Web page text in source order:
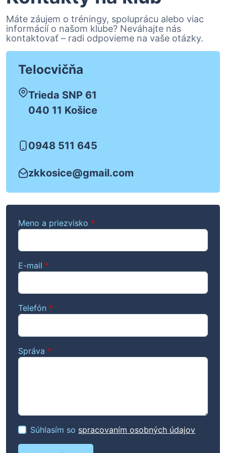
Máte záujem o tréningy, spoluprácu alebo viac
informácií o našom klube? Neváhajte nás
kontaktovať – radi odpovieme na vaše otázky.
Telocvičňa
Trieda SNP 61
040 11 Košice
0948 511 645
zkkosice@gmail.com
Meno a priezvisko *
E-mail *
Telefón *
Správa *
Súhlasím so spracovaním osobných údajov